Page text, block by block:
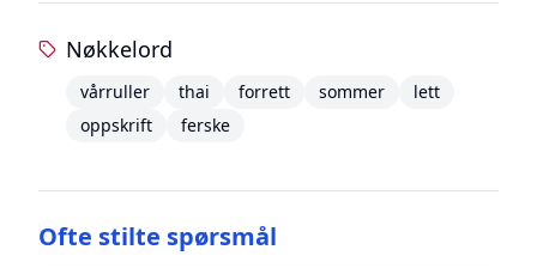
Nøkkelord
vårruller thai forrett sommer
lett
oppskrift
ferske
Ofte stilte spørsmål